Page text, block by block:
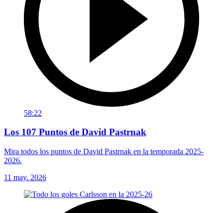
58:22
Los 107 Puntos de David Pastrnak
Mira todos los puntos de David Pastrnak en la temporada 2025-
2026.
11 may. 2026